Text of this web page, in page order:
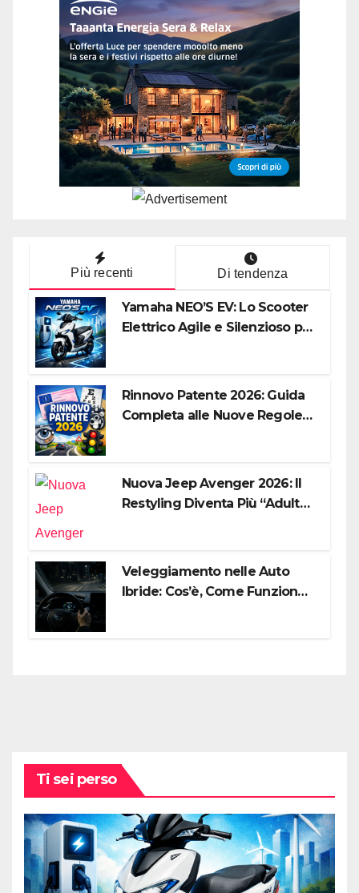
Più recenti Di tendenza
Yamaha NEO’S EV: Lo Scooter
Elettrico Agile e Silenzioso per
Rinnovo Patente 2026: Guida
Completa alle Nuove Regole,
Nuova Jeep Avenger 2026: Il
Restyling Diventa Più “Adulto”,
Veleggiamento nelle Auto
Ibride: Cos’è, Come Funziona e
Ti sei perso